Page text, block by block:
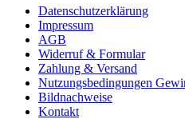
Datenschutzerklärung
Impressum
AGB
Widerruf & Formular
Zahlung & Versand
Nutzungsbedingungen
Bildnachweise
Kontakt